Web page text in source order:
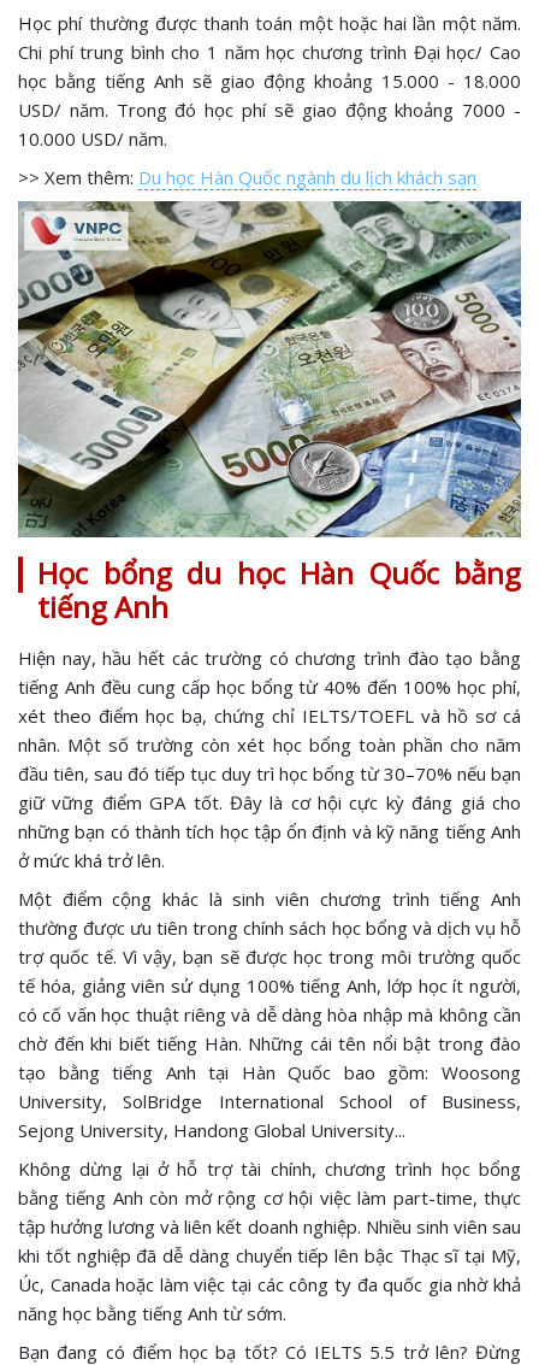
Học phí thường được thanh toán một hoặc hai lần một năm.
Chi phí trung bình cho 1 năm học chương trình Đại học/ Cao
học bằng tiếng Anh sẽ giao động khoảng 15.000 - 18.000
USD/ năm. Trong đó học phí sẽ giao động khoảng 7000 -
10.000 USD/ năm.
>> Xem thêm: Du học Hàn Quốc ngành du lịch khách sạn
Học bổng du học Hàn Quốc bằng
tiếng Anh
Hiện nay, hầu hết các trường có chương trình đào tạo bằng
tiếng Anh đều cung cấp học bổng từ 40% đến 100% học phí,
xét theo điểm học bạ, chứng chỉ IELTS/TOEFL và hồ sơ cá
nhân. Một số trường còn xét học bổng toàn phần cho năm
đầu tiên, sau đó tiếp tục duy trì học bổng từ 30–70% nếu bạn
giữ vững điểm GPA tốt. Đây là cơ hội cực kỳ đáng giá cho
những bạn có thành tích học tập ổn định và kỹ năng tiếng Anh
ở mức khá trở lên.
Một điểm cộng khác là sinh viên chương trình tiếng Anh
thường được ưu tiên trong chính sách học bổng và dịch vụ hỗ
trợ quốc tế. Vì vậy, bạn sẽ được học trong môi trường quốc
tế hóa, giảng viên sử dụng 100% tiếng Anh, lớp học ít người,
có cố vấn học thuật riêng và dễ dàng hòa nhập mà không cần
chờ đến khi biết tiếng Hàn. Những cái tên nổi bật trong đào
tạo bằng tiếng Anh tại Hàn Quốc bao gồm: Woosong
University, SolBridge International School of Business,
Sejong University, Handong Global University...
Không dừng lại ở hỗ trợ tài chính, chương trình học bổng
bằng tiếng Anh còn mở rộng cơ hội việc làm part-time, thực
tập hưởng lương và liên kết doanh nghiệp. Nhiều sinh viên sau
khi tốt nghiệp đã dễ dàng chuyển tiếp lên bậc Thạc sĩ tại Mỹ,
Úc, Canada hoặc làm việc tại các công ty đa quốc gia nhờ khả
năng học bằng tiếng Anh từ sớm.
Bạn đang có điểm học bạ tốt? Có IELTS 5.5 trở lên? Đừng